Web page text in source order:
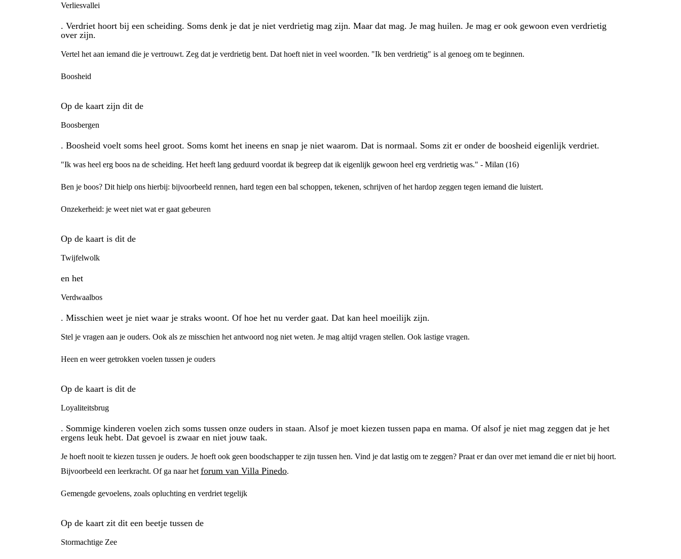
Verliesvallei
. Verdriet hoort bij een scheiding. Soms denk je dat je niet verdrietig mag zijn. Maar dat mag. Je mag huilen. Je mag er ook gewoon even verdrietig
over zijn.
Vertel het aan iemand die je vertrouwt. Zeg dat je verdrietig bent. Dat hoeft niet in veel woorden. "Ik ben verdrietig" is al genoeg om te beginnen.
Boosheid
Op de kaart zijn dit de
Boosbergen
. Boosheid voelt soms heel groot. Soms komt het ineens en snap je niet waarom. Dat is normaal. Soms zit er onder de boosheid eigenlijk verdriet.
"Ik was heel erg boos na de scheiding. Het heeft lang geduurd voordat ik begreep dat ik eigenlijk gewoon heel erg verdrietig was." - Milan (16)
Ben je boos? Dit hielp ons hierbij: bijvoorbeeld rennen, hard tegen een bal schoppen, tekenen, schrijven of het hardop zeggen tegen iemand die luistert.
Onzekerheid: je weet niet wat er gaat gebeuren
Op de kaart is dit de
Twijfelwolk
en het
Verdwaalbos
. Misschien weet je niet waar je straks woont. Of hoe het nu verder gaat. Dat kan heel moeilijk zijn.
Stel je vragen aan je ouders. Ook als ze misschien het antwoord nog niet weten. Je mag altijd vragen stellen. Ook lastige vragen.
Heen en weer getrokken voelen tussen je ouders
Op de kaart is dit de
Loyaliteitsbrug
. Sommige kinderen voelen zich soms tussen onze ouders in staan. Alsof je moet kiezen tussen papa en mama. Of alsof je niet mag zeggen dat je het
ergens leuk hebt. Dat gevoel is zwaar en niet jouw taak.
Je hoeft nooit te kiezen tussen je ouders. Je hoeft ook geen boodschapper te zijn tussen hen. Vind je dat lastig om te zeggen? Praat er dan over met iemand die er niet bij hoort.
Bijvoorbeeld een leerkracht. Of ga naar het forum van Villa Pinedo.
Gemengde gevoelens, zoals opluchting en verdriet tegelijk
Op de kaart zit dit een beetje tussen de
Stormachtige Zee